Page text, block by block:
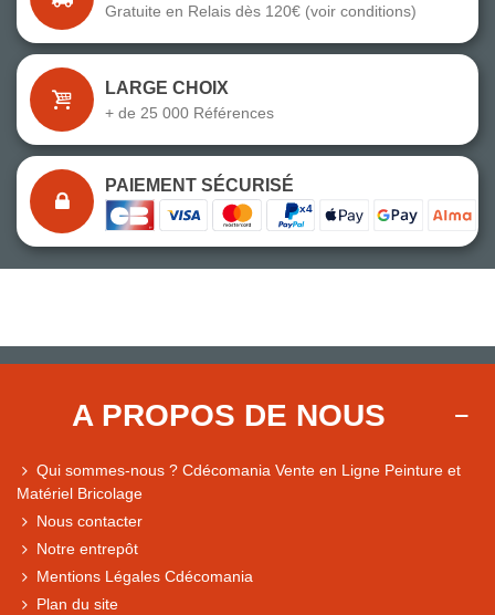
Gratuite en Relais dès 120€ (voir conditions)
LARGE CHOIX
+ de 25 000 Références
PAIEMENT SÉCURISÉ
A PROPOS DE NOUS
Qui sommes-nous ? Cdécomania Vente en Ligne Peinture et
Matériel Bricolage
Nous contacter
Notre entrepôt
Mentions Légales Cdécomania
Plan du site